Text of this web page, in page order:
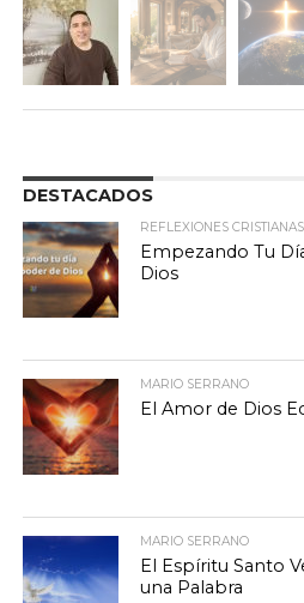
DESTACADOS
REFLEXIONES
Empezando Tu
Dios
MARIO SERRANO
El Amor de Dios
MARIO SERRANO
El Espíritu Santo
una Palabra